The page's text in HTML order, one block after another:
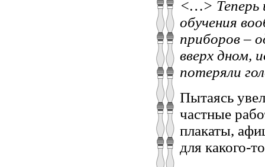
<…> Теперь
обучения
приборов –
вверх дном,
потеряли
Пытаясь
частные
плакаты,
для какого-